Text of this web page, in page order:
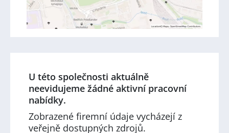
U této společnosti aktuálně
neevidujeme žádné aktivní pracovní
nabídky.
Zobrazené firemní údaje vycházejí z
veřejně dostupných zdrojů.